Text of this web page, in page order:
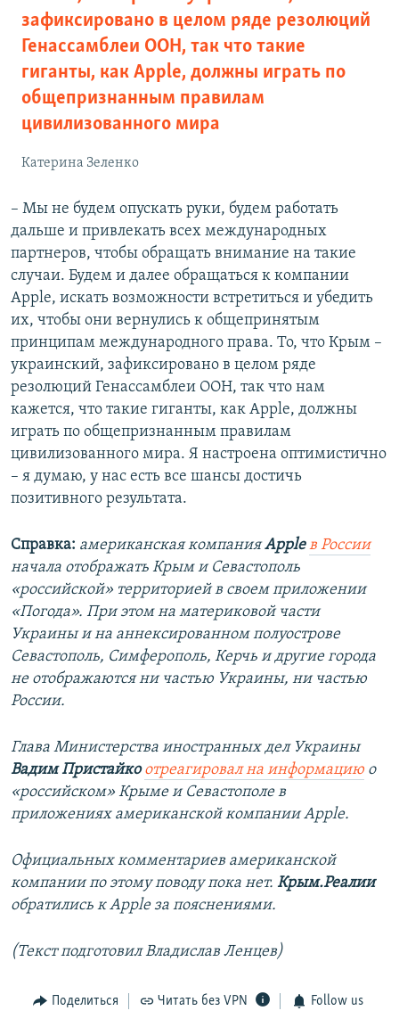
зафиксировано в целом ряде резолюций
Генассамблеи ООН, так что такие
гиганты, как Apple, должны играть по
общепризнанным правилам
цивилизованного мира
Катерина Зеленко
– Мы не будем опускать руки, будем работать
дальше и привлекать всех международных
партнеров, чтобы обращать внимание на такие
случаи. Будем и далее обращаться к компании
Apple, искать возможности встретиться и убедить
их, чтобы они вернулись к общепринятым
принципам международного права. То, что Крым –
украинский, зафиксировано в целом ряде
резолюций Генассамблеи ООН, так что нам
кажется, что такие гиганты, как Apple, должны
играть по общепризнанным правилам
цивилизованного мира. Я настроена оптимистично
– я думаю, у нас есть все шансы достичь
позитивного результата.
Справка: американская компанияApple в России
начала отображать Крым и Севастополь
«российской» территорией в своем приложении
«Погода». При этом на материковой части
Украины и на аннексированном полуострове
Севастополь, Симферополь, Керчь и другие города
не отображаются ни частью Украины, ни частью
России.
Глава Министерства иностранных дел Украины
Вадим Пристайко отреагировал на информацию о
«российском» Крыме и Севастополе в
приложениях американской компании Apple.
Официальных комментариев американской
компании по этому поводу пока нет. Крым.Реалии
обратились к Apple за пояснениями.
(Текст подготовил Владислав Ленцев)
Поделиться Читать без VPN Follow us